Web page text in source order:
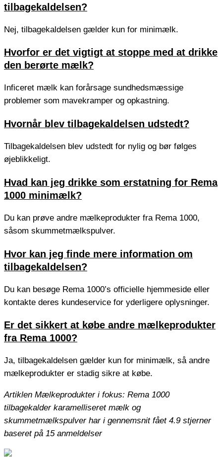
tilbagekaldelsen?
Nej, tilbagekaldelsen gælder kun for minimælk.
Hvorfor er det vigtigt at stoppe med at drikke
den berørte mælk?
Inficeret mælk kan forårsage sundhedsmæssige
problemer som mavekramper og opkastning.
Hvornår blev tilbagekaldelsen udstedt?
Tilbagekaldelsen blev udstedt for nylig og bør følges
øjeblikkeligt.
Hvad kan jeg drikke som erstatning for Rema
1000 minimælk?
Du kan prøve andre mælkeprodukter fra Rema 1000,
såsom skummetmælkspulver.
Hvor kan jeg finde mere information om
tilbagekaldelsen?
Du kan besøge Rema 1000’s officielle hjemmeside eller
kontakte deres kundeservice for yderligere oplysninger.
Er det sikkert at købe andre mælkeprodukter
fra Rema 1000?
Ja, tilbagekaldelsen gælder kun for minimælk, så andre
mælkeprodukter er stadig sikre at købe.
Artiklen Mælkeprodukter i fokus: Rema 1000
tilbagekalder karamelliseret mælk og
skummetmælkspulver har i gennemsnit fået 4.9 stjerner
baseret på 15anmeldelser